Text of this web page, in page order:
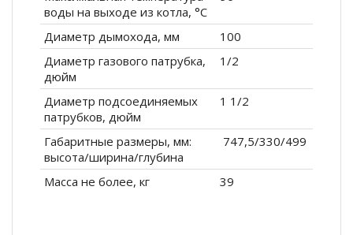
воды на выходе из котла, °С
Диаметр дымохода, мм
100
Диаметр газового патрубка,
дюйм
1/2
Диаметр подсоединяемых
патрубков, дюйм
1 1/2
Габаритные размеры, мм:
высота/ширина/глубина
747,5/330/499
Масса не более, кг 39